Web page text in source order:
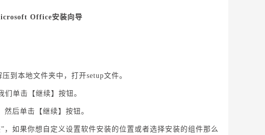
Office安装向导
到本地文件夹中，打开setup文件。
单击【继续】按钮。
后单击【继续】按钮。
如果你想自定义设置软件安装的位置或者选择安装的组件那么